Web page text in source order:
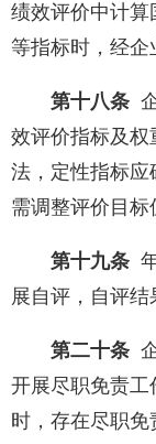
绩效评价中计
等指标时，经企
第十八条
效评价指标及
法，定性指标应
需调整评价目标
第十九条
展自评，自评结
第二十条
开展尽职免责工
时，存在尽职